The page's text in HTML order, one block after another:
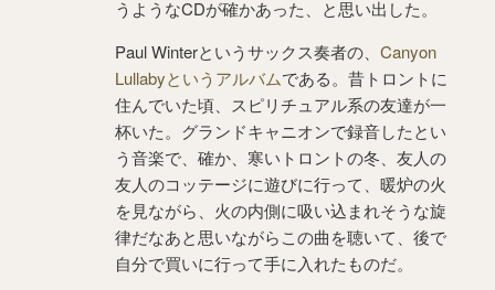
うようなCDが確かあった、と思い出した。
Paul Winterというサックス奏者の、 Canyon
Lullabyというアルバムである。昔トロントに
住んでいた頃、スピリチュアル系の友達が一
杯いた。グランドキャニオンで録音したとい
う音楽で、確か、寒いトロントの冬、友人の
友人のコッテージに遊びに行って、暖炉の火
を見ながら、火の内側に吸い込まれそうな旋
律だなあと思いながらこの曲を聴いて、後で
自分で買いに行って手に入れたものだ。